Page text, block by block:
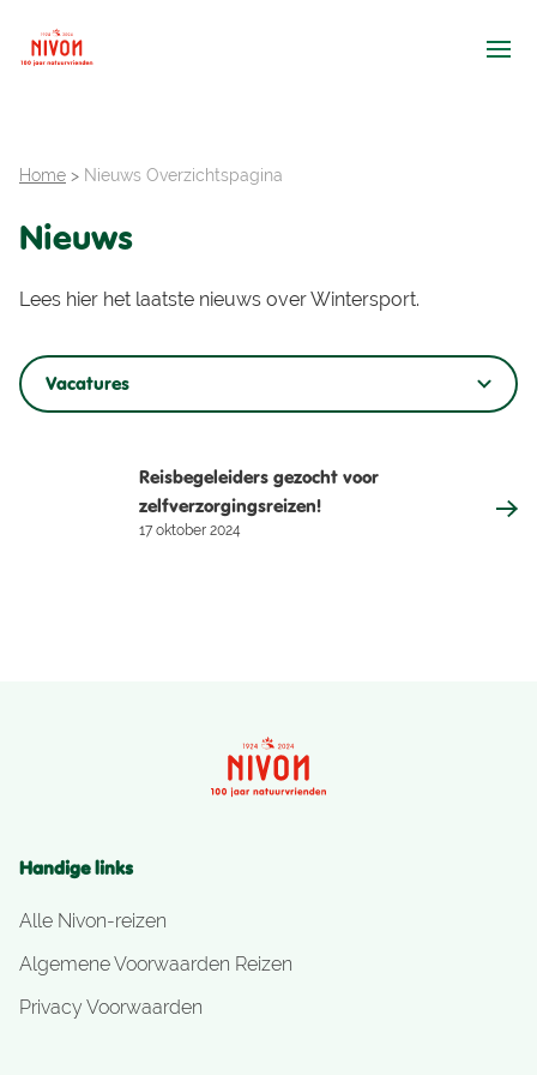
Home > Nieuws Overzichtspagina
Nieuws
Lees hier het laatste nieuws over Wintersport.
Vacatures
Reisbegeleiders gezocht voor
zelfverzorgingsreizen!
17 oktober 2024
Handige links
Alle Nivon-reizen
Algemene Voorwaarden Reizen
Privacy Voorwaarden